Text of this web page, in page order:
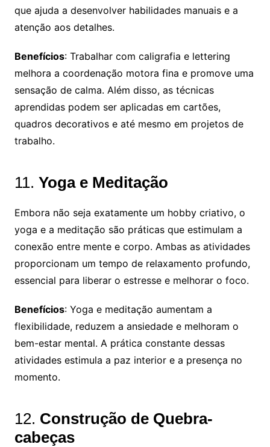
que ajuda a desenvolver habilidades manuais e a
atenção aos detalhes.
Benefícios: Trabalhar com caligrafia e lettering
melhora a coordenação motora fina e promove uma
sensação de calma. Além disso, as técnicas
aprendidas podem ser aplicadas em cartões,
quadros decorativos e até mesmo em projetos de
trabalho.
11. Yoga e Meditação
Embora não seja exatamente um hobby criativo, o
yoga e a meditação são práticas que estimulam a
conexão entre mente e corpo. Ambas as atividades
proporcionam um tempo de relaxamento profundo,
essencial para liberar o estresse e melhorar o foco.
Benefícios: Yoga e meditação aumentam a
flexibilidade, reduzem a ansiedade e melhoram o
bem-estar mental. A prática constante dessas
atividades estimula a paz interior e a presença no
momento.
12. Construção de Quebra-
cabeças